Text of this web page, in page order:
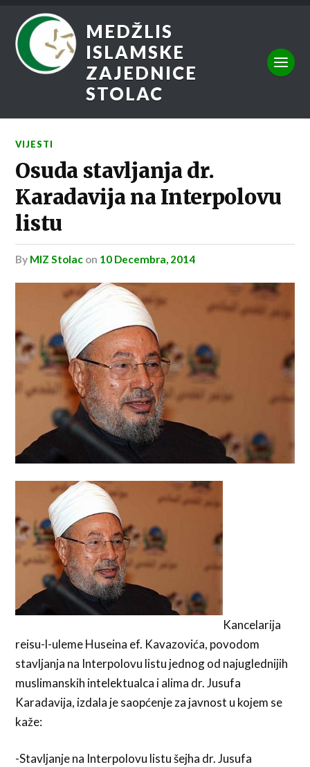
MEDŽLIS
ISLAMSKE
ZAJEDNICE
STOLAC
VIJESTI
Osuda stavljanja dr.
Karadavija na Interpolovu
listu
by MIZ Stolac on 10 Decembra, 2014
Kancelarija
reisu-l-uleme Huseina ef. Kavazovića, povodom
stavljanja na Interpolovu listu jednog od najuglednijih
muslimanskih intelektualca i alima dr. Jusufa
Karadavija, izdala je saopćenje za javnost u kojem se
kaže:
-Stavljanje na Interpolovu listu šejha dr. Jusufa